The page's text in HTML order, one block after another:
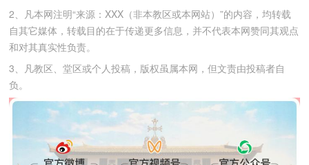
2、凡本网注明“来源：XXX（非本教区或本网站）”的内容，均转载
自其它媒体，转载目的在于传递更多信息，并不代表本网赞同其观点
和对其真实性负责。
3、凡教区、堂区或个人投稿，版权虽属本网，但文责由投稿者自
负。